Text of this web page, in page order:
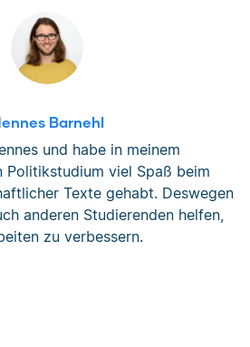
Barnehl
und habe in meinem
Politikstudium viel Spaß beim
Texte gehabt. Deswegen
anderen Studierenden helfen,
zu verbessern.